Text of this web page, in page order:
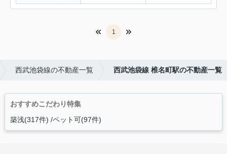
1
西武池袋線の不動産一覧 西武池袋線 椎名町駅の不動産一覧
おすすめこだわり特集
築浅(317件) ペット可(97件)